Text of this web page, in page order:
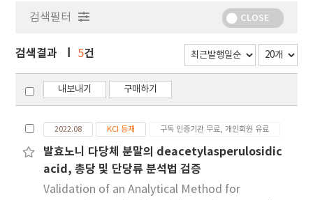
검색필터 CLOSE
검색결과 5건
내보내기 구매하기
2022.08 KCI 등재 구독 인증기관 무료, 개인회원 유료
발효노니 다당체 분말의 deacetylasperulosidic
acid, 총당 및 단당류 분석법 검증
Validation of an Analytical Method for